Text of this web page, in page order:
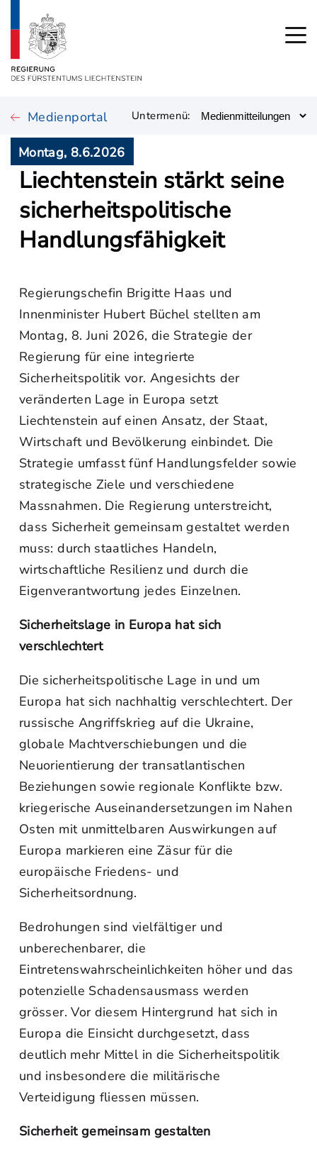
Medienportal Untermenü:
Montag, 8.6.2026
Liechtenstein stärkt seine
sicherheitspolitische
Handlungsfähigkeit
Regierungschefin Brigitte Haas und
Innenminister Hubert Büchel stellten am
Montag, 8. Juni 2026, die Strategie der
Regierung für eine integrierte
Sicherheitspolitik vor. Angesichts der
veränderten Lage in Europa setzt
Liechtenstein auf einen Ansatz, der Staat,
Wirtschaft und Bevölkerung einbindet. Die
Strategie umfasst fünf Handlungsfelder sowie
strategische Ziele und verschiedene
Massnahmen. Die Regierung unterstreicht,
dass Sicherheit gemeinsam gestaltet werden
muss: durch staatliches Handeln,
wirtschaftliche Resilienz und durch die
Eigenverantwortung jedes Einzelnen.
Sicherheitslage in Europa hat sich
verschlechtert
Die sicherheitspolitische Lage in und um
Europa hat sich nachhaltig verschlechtert. Der
russische Angriffskrieg auf die Ukraine,
globale Machtverschiebungen und die
Neuorientierung der transatlantischen
Beziehungen sowie regionale Konflikte bzw.
kriegerische Auseinandersetzungen im Nahen
Osten mit unmittelbaren Auswirkungen auf
Europa markieren eine Zäsur für die
europäische Friedens- und
Sicherheitsordnung.
Bedrohungen sind vielfältiger und
unberechenbarer, die
Eintretenswahrscheinlichkeiten höher und das
potenzielle Schadensausmass werden
grösser. Vor diesem Hintergrund hat sich in
Europa die Einsicht durchgesetzt, dass
deutlich mehr Mittel in die Sicherheitspolitik
und insbesondere die militärische
Verteidigung fliessen müssen.
Sicherheit gemeinsam gestalten